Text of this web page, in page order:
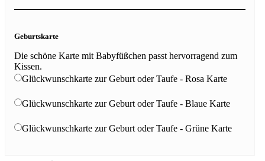
Geburtskarte
Die schöne Karte mit Babyfüßchen passt hervorragend zum
Kissen.
Glückwunschkarte zur Geburt oder Taufe - Rosa Karte
Glückwunschkarte zur Geburt oder Taufe - Blaue Karte
Glückwunschkarte zur Geburt oder Taufe - Grüne Karte